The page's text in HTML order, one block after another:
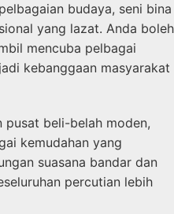
budaya, seni bina
yang lazat. Anda boleh
mencuba pelbagai
kebanggaan masyarakat
pusat beli-belah moden,
kemudahan yang
suasana bandar dan
percutian lebih